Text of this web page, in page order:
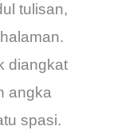
tulisan,
diangkat
angka
spasi.